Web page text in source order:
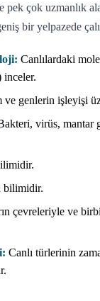
çok uzmanlık
bir yelpazede
Canlılardaki
ve genlerin işleyişi
virüs, mantar
bilimidir.
çevreleriyle ve
Canlı türlerinin